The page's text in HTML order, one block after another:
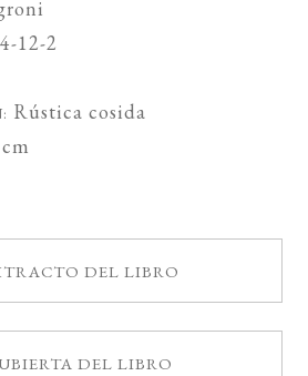
12-2
Rústica cosida
DEL LIBRO
DEL LIBRO